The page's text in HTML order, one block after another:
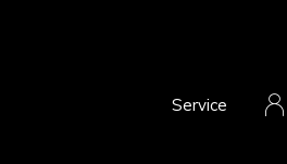
Service